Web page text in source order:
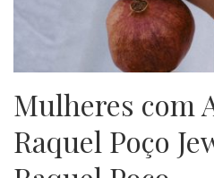
Mulheres com
Raquel Poço